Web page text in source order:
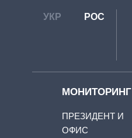
УКР РОС
МОНИТОРИНГ
ПРЕЗИДЕНТ И
ОФИС